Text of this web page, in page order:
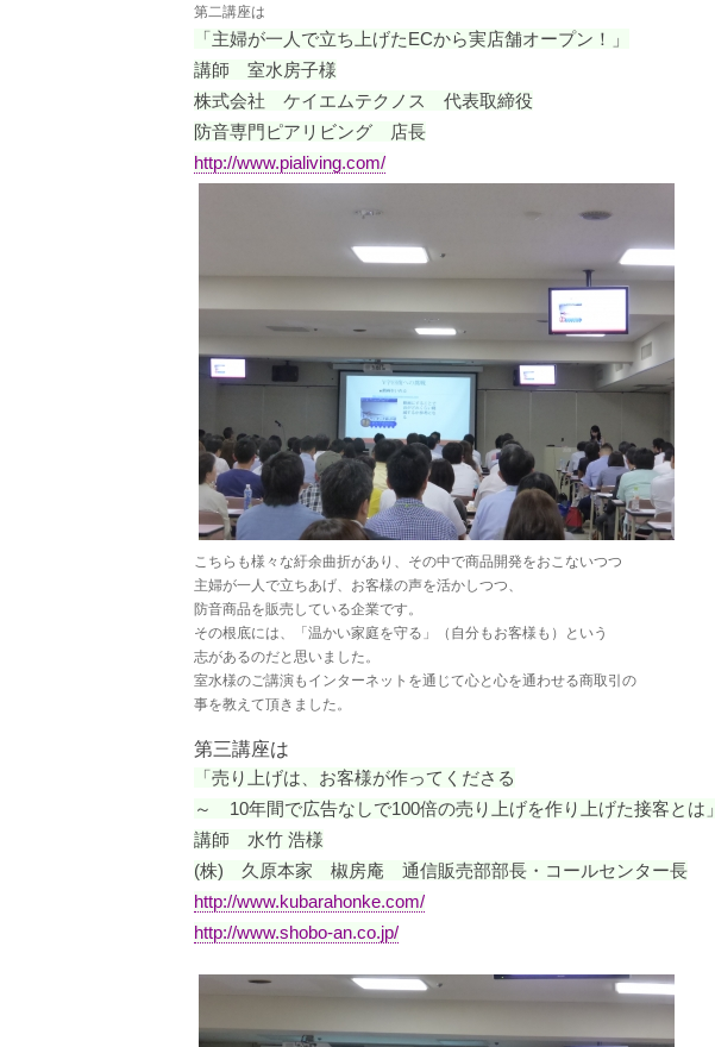
第二講座は
「主婦が一人で立ち上げたECから実店舗オープン！」
講師 室水房子様
株式会社 ケイエムテクノス 代表取締役
防音専門ピアリビング 店長
http://www.pialiving.com/
こちらも様々な紆余曲折があり、その中で商品開発をおこないつつ
主婦が一人で立ちあげ、お客様の声を活かしつつ、
防音商品を販売している企業です。
その根底には、「温かい家庭を守る」（自分もお客様も）という
志があるのだと思いました。
室水様のご講演もインターネットを通じて心と心を通わせる商取引の
事を教えて頂きました。
第三講座は
「売り上げは、お客様が作ってくださる
～ 10年間で広告なしで100倍の売り上げを作り上げた接客とは」
講師 水竹 浩様
(株) 久原本家 椒房庵 通信販売部部長・コールセンター長
http://www.kubarahonke.com/
http://www.shobo-an.co.jp/